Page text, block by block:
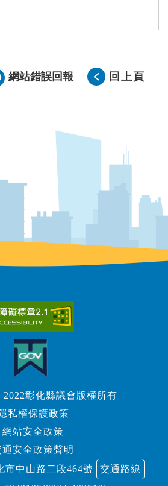
網站錯誤回報 回上頁
彰化縣議會版權所有
私權保護政策
網站安全政策
通安全政策聲明
市中山路二段464號
交通路線